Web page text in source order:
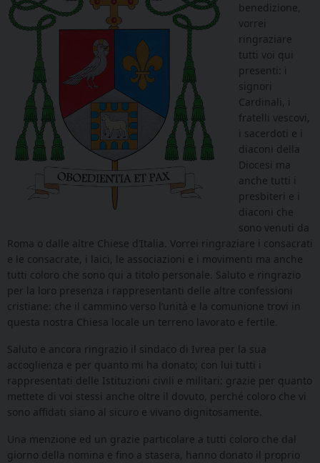
benedizione,
vorrei
ringraziare
tutti voi qui
presenti: i
signori
Cardinali, i
fratelli vescovi,
i sacerdoti e i
diaconi della
Diocesi ma
anche tutti i
presbiteri e i
diaconi che
sono venuti da
Roma o dalle altre Chiese d’Italia. Vorrei ringraziare i consacrati
e le consacrate, i laici, le associazioni e i movimenti ma anche
tutti coloro che sono qui a titolo personale. Saluto e ringrazio
per la loro presenza i rappresentanti delle altre confessioni
cristiane: che il cammino verso l’unità e la comunione trovi in
questa nostra Chiesa locale un terreno lavorato e fertile.
Saluto e ancora ringrazio il sindaco di Ivrea per la sua
accoglienza e per quanto mi ha donato; con lui tutti i
rappresentati delle Istituzioni civili e militari: grazie per quanto
mettete di voi stessi anche oltre il dovuto, perché coloro che vi
sono affidati siano al sicuro e vivano dignitosamente.
Una menzione ed un grazie particolare a tutti coloro che dal
giorno della nomina e fino a stasera, hanno donato il proprio